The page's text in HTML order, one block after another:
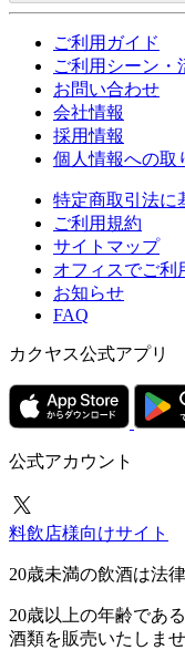
ご利用ガイド
ご利用シーン・
お問い合わせ
会社情報
採用情報
個人情報への取
特定商取引法に
ご利用規約
サイトマップ
オフィスでご利
お知らせ
FAQ
カクヤス公式アプリ
公式アカウント
料飲店様向けサイト
20歳未満の飲酒は法
20歳以上の年齢であ
酒類を販売いたしませ